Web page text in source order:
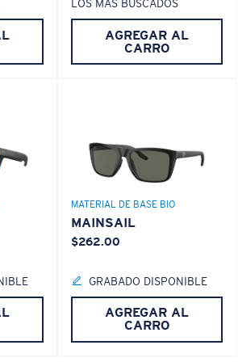
M
una monturapequeñao
centro?
una montura medianao
LOS MÁS BUSCADOS
AGREGAR AL
CARRO
MATERIAL DE BASE BIO
MAINSAIL
$262.00
GRABADO DISPONIBLE
AGREGAR AL
CARRO